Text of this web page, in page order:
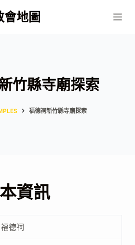
會地圖
竹縣寺廟探索
福德祠新竹縣寺廟探索
資訊
福德祠